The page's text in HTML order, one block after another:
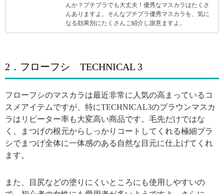
んか？プチプラでも大丈夫！優秀なマスカラはたくさ
んありますよ。そんなプチプラ優秀マスカラを、気に
なる効果別にたくさんご紹介し謝意ますよ。
2．フローフシ TECHNICAL 3
フローフシのマスカラは最近非常に人気の高まっているコ
スメアイテムですが、特にTECHNICAL3のブラウンマスカ
ラはリピーター率も大変高い商品です。毛先だけではな
く、まつげの根元からしっかりコートしてくれる極細ブラ
シでまつげ全体に一体感のある自然な目元に仕上げてくれ
ます。
また、目尻などの塗りにくいところにも使用しやすいの